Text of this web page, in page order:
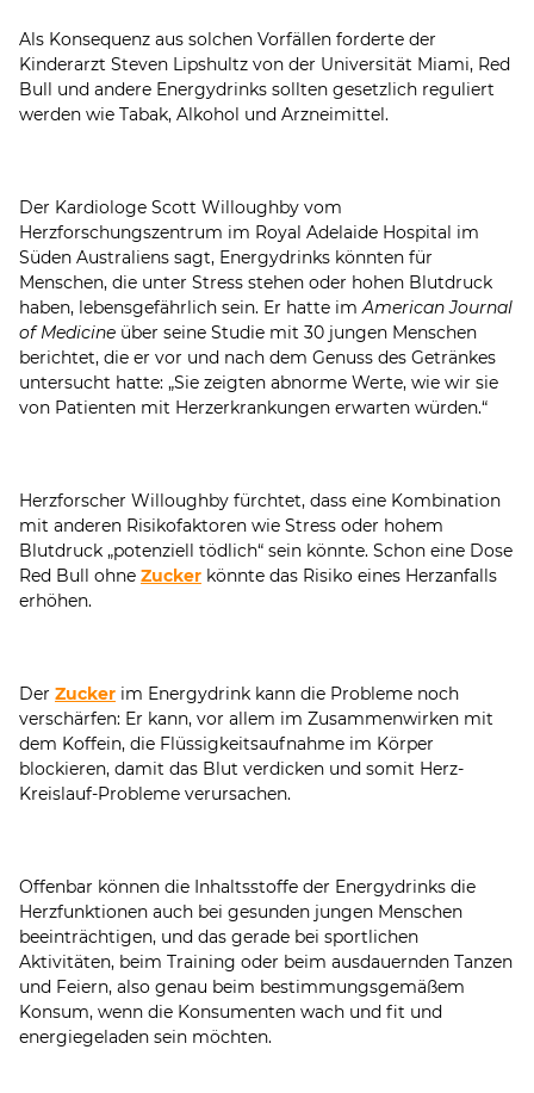
Als Konsequenz aus solchen Vorfällen forderte der
Kinderarzt Steven Lipshultz von der Universität Miami, Red
Bull und andere Energydrinks sollten gesetzlich reguliert
werden wie Tabak, Alkohol und Arzneimittel.
Der Kardiologe Scott Willoughby vom
Herzforschungszentrum im Royal Adelaide Hospital im
Süden Australiens sagt, Energydrinks könnten für
Menschen, die unter Stress stehen oder hohen Blutdruck
haben, lebensgefährlich sein. Er hatte imAmerican Journal
of Medicine über seine Studie mit 30 jungen Menschen
berichtet, die er vor und nach dem Genuss des Getränkes
untersucht hatte: „Sie zeigten abnorme Werte, wie wir sie
von Patienten mit Herzerkrankungen erwarten würden.“
Herzforscher Willoughby fürchtet, dass eine Kombination
mit anderen Risikofaktoren wie Stress oder hohem
Blutdruck „potenziell tödlich“ sein könnte. Schon eine Dose
Red Bull ohne Zucker könnte das Risiko eines Herzanfalls
erhöhen.
Der Zucker im Energydrink kann die Probleme noch
verschärfen: Er kann, vor allem im Zusammenwirken mit
dem Koffein, die Flüssigkeitsaufnahme im Körper
blockieren, damit das Blut verdicken und somit Herz-
Kreislauf-Probleme verursachen.
Offenbar können die Inhaltsstoffe der Energydrinks die
Herzfunktionen auch bei gesunden jungen Menschen
beeinträchtigen, und das gerade bei sportlichen
Aktivitäten, beim Training oder beim ausdauernden Tanzen
und Feiern, also genau beim bestimmungsgemäßem
Konsum, wenn die Konsumenten wach und fit und
energiegeladen sein möchten.